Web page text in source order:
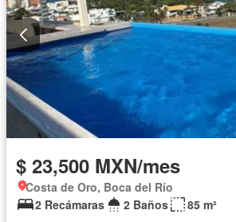
$ 23,500 MXN/mes
Costa de Oro, Boca del Río
2 Recámaras
2 Baños 85 m²